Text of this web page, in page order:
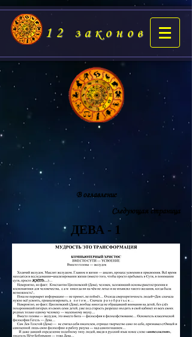
12 законов
В оглавление
Следующая страница
ДЕВА - 1